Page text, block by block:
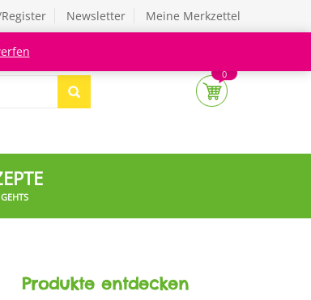
Newsletter Meine Merkzettel
0
Produkte entdecken